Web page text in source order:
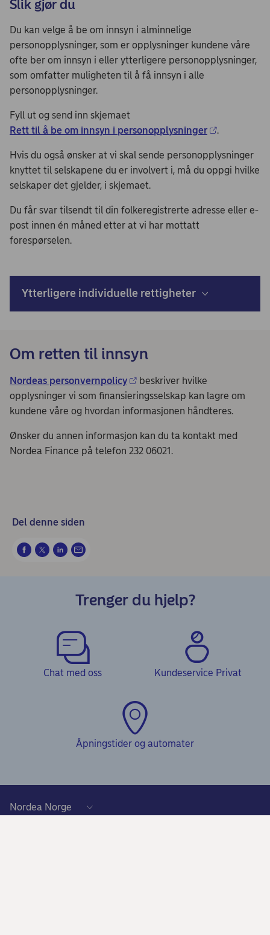
Slik gjør du
Du kan velge å be om innsyn i alminnelige
personopplysninger, som er opplysninger kundene våre
ofte ber om innsyn i eller ytterligere personopplysninger,
som omfatter muligheten til å få innsyn i alle
personopplysninger.
Fyll ut og send inn skjemaet
Rett til å be om innsyn i personopplysninger
.
Hvis du også ønsker at vi skal sende personopplysninger
knyttet til selskapene du er involvert i, må du oppgi hvilke
selskaper det gjelder, i skjemaet.
Du får svar tilsendt til din folkeregistrerte adresse eller e-
post innen én måned etter at vi har mottatt
forespørselen.
Ytterligere individuelle rettigheter
Om retten til innsyn
Nordeas personvernpolicy
beskriver hvilke
opplysninger vi som finansieringsselskap kan lagre om
kundene våre og hvordan informasjonen håndteres.
Ønsker du annen informasjon kan du ta kontakt med
Nordea Finance på telefon 232 06021.
Del denne siden
Trenger du hjelp?
Chat med oss Kundeservice Privat
Åpningstider og automater